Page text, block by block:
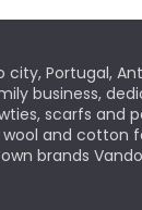
city, Portugal,
business,
scarfs and
wool and cotton
brands